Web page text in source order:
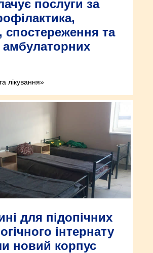
послуги за
спостереження та
амбулаторних
лікування»
для підопічних
інтернату
новий корпус